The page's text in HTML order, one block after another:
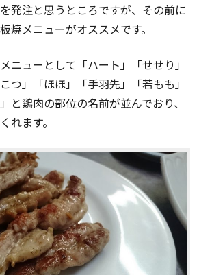
発注と思うところですが、その前に
焼メニューがオススメです。
ニューとして「ハート」「せせり」
つ」「ほほ」「手羽先」「若もも」
と鶏肉の部位の名前が並んでおり、
れます。